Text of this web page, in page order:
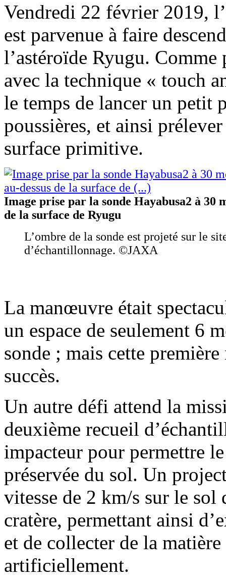
Vendredi 22 février 2019,
est parvenue à faire
l’astéroïde Ryugu. Comme
avec la technique « touch
le temps de lancer un petit
poussières, et ainsi
surface primitive.
Image prise par la sonde Hayabusa2 à 30
de la surface de Ryugu
L’ombre de la sonde est projeté sur le
d’échantillonnage. ©JAXA
La manœuvre était
un espace de seulement 6
sonde ; mais cette
succès.
Un autre défi attend la
deuxième recueil
impacteur pour permettre
préservée du sol. Un
vitesse de 2 km/s sur le sol
cratère, permettant ainsi
et de collecter de la
artificiellement.